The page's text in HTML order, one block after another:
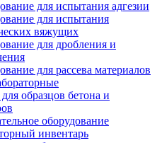
для испытания адгезии
для испытания
вяжущих
для дробления и
для рассева материалов
образцов бетона и
оборудование
инвентарь